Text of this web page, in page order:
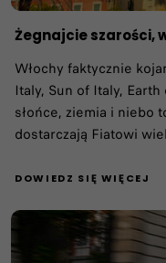
Żegnajcie szarości,
Włochy faktycznie
Italy, Sun of Italy,
słońce, ziemia i niebo
dostarczają Fiatowi
DOWIEDZ SIĘ WIĘCEJ